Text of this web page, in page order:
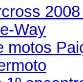
Way
motos